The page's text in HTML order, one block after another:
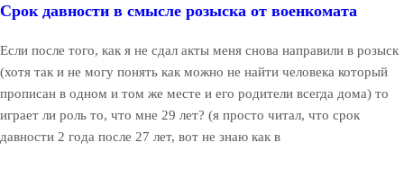
Срок давности в смысле розыска от военкомата
Если после того, как я не сдал акты меня снова направили в розыск
(хотя так и не могу понять как можно не найти человека который
прописан в одном и том же месте и его родители всегда дома) то
играет ли роль то, что мне 29 лет? (я просто читал, что срок
давности 2 года после 27 лет, вот не знаю как в